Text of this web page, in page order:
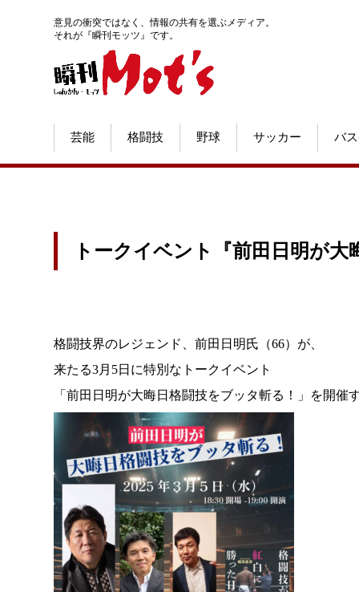
意見の衝突ではなく、情報の共有を選ぶメディア。
それが『瞬刊モッツ』です。
芸能 格闘技 野球 サッカー バ
トークイベント『前田日明が
格闘技界のレジェンド、前田日明氏（66）が、
来たる3月5日に特別なトークイベント
「前田日明が大晦日格闘技をブッタ斬る！」を開催